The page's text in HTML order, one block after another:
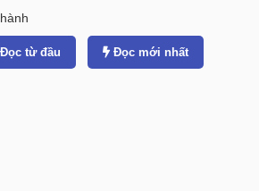
Đọc từ đầu Đọc mới nhất